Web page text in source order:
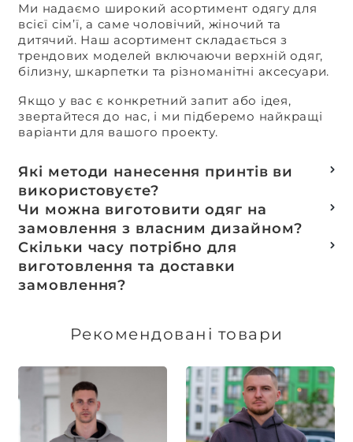
Ми надаємо широкий асортимент одягу для
всієї сім’ї, а саме чоловічий, жіночий та
дитячий. Наш асортимент складається з
трендових моделей включаючи верхній одяг,
білизну, шкарпетки та різноманітні аксесуари.
Якщо у вас є конкретний запит або ідея,
звертайтеся до нас, і ми підберемо найкращі
варіанти для вашого проекту.
Які методи нанесення принтів ви
використовуєте?
Термотранферний
Шовкотрафаретний
DTF – друк
Машинна вишивка
Чи можна виготовити одяг на
замовлення з власним дизайном?
Так, ми спеціалізуємося на розробці колекцій
та мерчу під ключ, цей процес включає підбір
тканин, розробку лекал, дизай та
завершується пошиттям готового виробу.
Скільки часу потрібно для
виготовлення та доставки
замовлення?
виготовлення індивідуальних замовлень
Рекомендовані товари